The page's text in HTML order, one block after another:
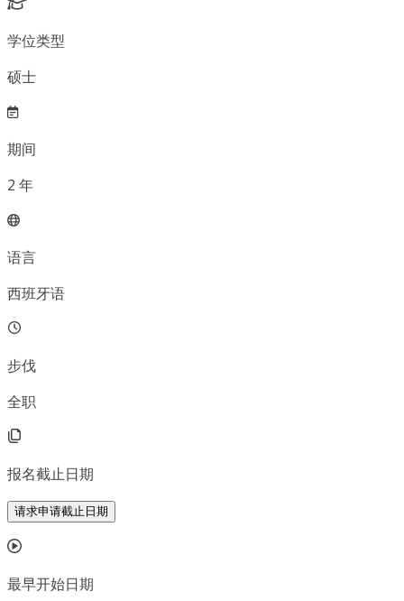
学位类型
硕士
期间
2 年
语言
西班牙语
步伐
全职
报名截止日期
请求申请截止日期
最早开始日期